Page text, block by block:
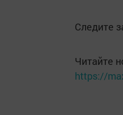
Следите
Читайте
https://